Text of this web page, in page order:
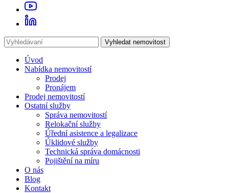
Vyhledat nemovitost
Úvod
Nabídka nemovitostí
Prodej
Pronájem
Prodej nemovitostí
Ostatní služby
Správa nemovitostí
Relokační služby
Úřední asistence a legalizace
Úklidové služby
Technická správa domácnosti
Pojištění na míru
O nás
Blog
Kontakt